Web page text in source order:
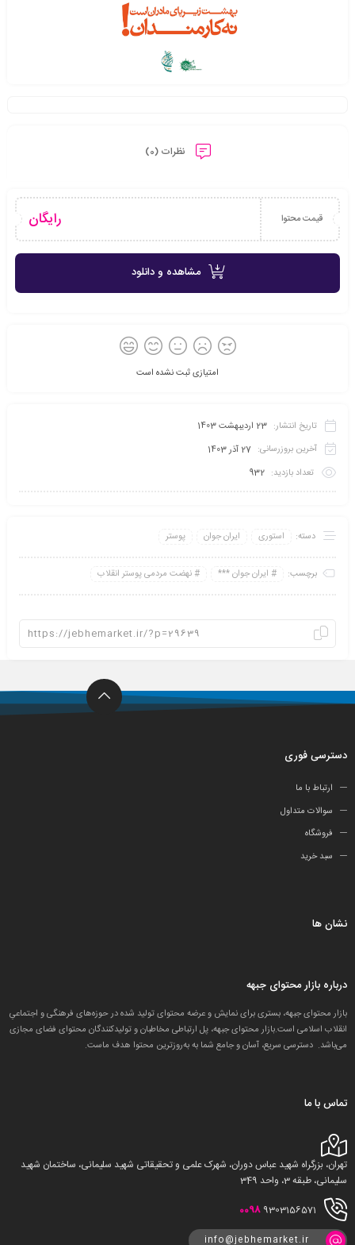
نظرات (0)
قیمت محتوا رایگان
مشاهده و دانلود
امتیازی ثبت نشده است
تاریخ انتشار: 23 اردیبهشت 1403
آخرین بروزرسانی: 27 آذر 1403
تعداد بازدید: 932
دسته: استوری ایران جوان پوستر
برچسب: ایران جوان *** نهضت مردمی پوستر انقلاب
دسترسی فوری
ارتباط با ما
سوالات متداول
فروشگاه
سبد خرید
نشان ها
درباره بازار محتوای جبهه
بازار محتوای جبهه، بستری برای نمایش و عرضه محتوای تولید شده در حوزه‌های فرهنگی و اجتماعیِ
انقلاب اسلامی است.بازار محتوای جبهه، پل ارتباطی مخاطبان و تولید‌کنندگان محتوای فضای مجازی
می‌باشد. دسترسی سریع، آسان و جامع شما به به‌روزترین محتوا هدف ماست.
تماس با ما
تهران، بزرگراه شهید عباس دوران، شهرک علمی و تحقیقاتی شهید سلیمانی، ساختمان شهید
سلیمانی، طبقه 3، واحد 349
0098 9303156571
info@jebhemarket.ir